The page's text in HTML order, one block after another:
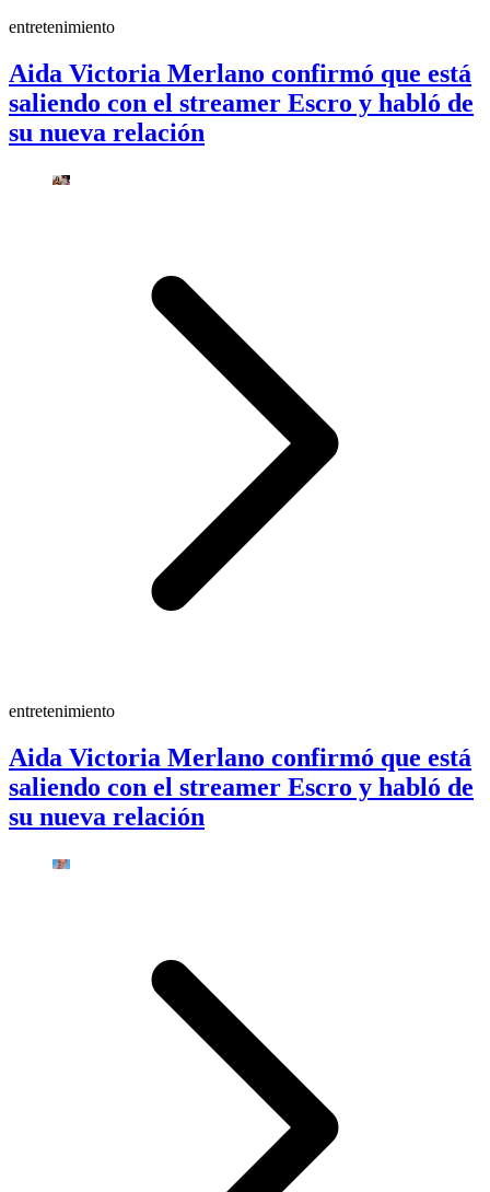
entretenimiento
Aida Victoria Merlano confirmó que está
saliendo con el streamer Escro y habló de
su nueva relación
entretenimiento
Aida Victoria Merlano confirmó que está
saliendo con el streamer Escro y habló de
su nueva relación